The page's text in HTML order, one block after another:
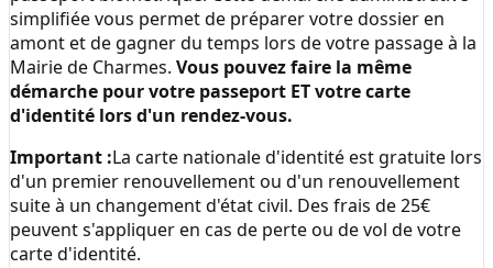
simplifiée vous permet de préparer votre dossier en
amont et de gagner du temps lors de votre passage à la
Mairie de Charmes. Vous pouvez faire la même
démarche pour votre passeport ET votre carte
d'identité lors d'un rendez-vous.
Important :La carte nationale d'identité est gratuite lors
d'un premier renouvellement ou d'un renouvellement
suite à un changement d'état civil. Des frais de 25€
peuvent s'appliquer en cas de perte ou de vol de votre
carte d'identité.